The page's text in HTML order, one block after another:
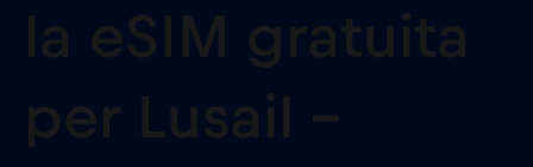
la eSIM gratuita
per Lusail -